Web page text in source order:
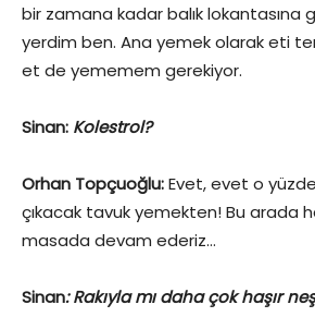
bir zamana kadar balık
yerdim ben. Ana yemek olarak eti
et de yememem gerekiyor.
Sinan: Kolestrol?
Orhan Topçuoğlu:Evet, evet o
çıkacak tavuk yemekten! Bu arada
masada devam ederiz…
Sinan: Rakıyla mı daha çok haşır